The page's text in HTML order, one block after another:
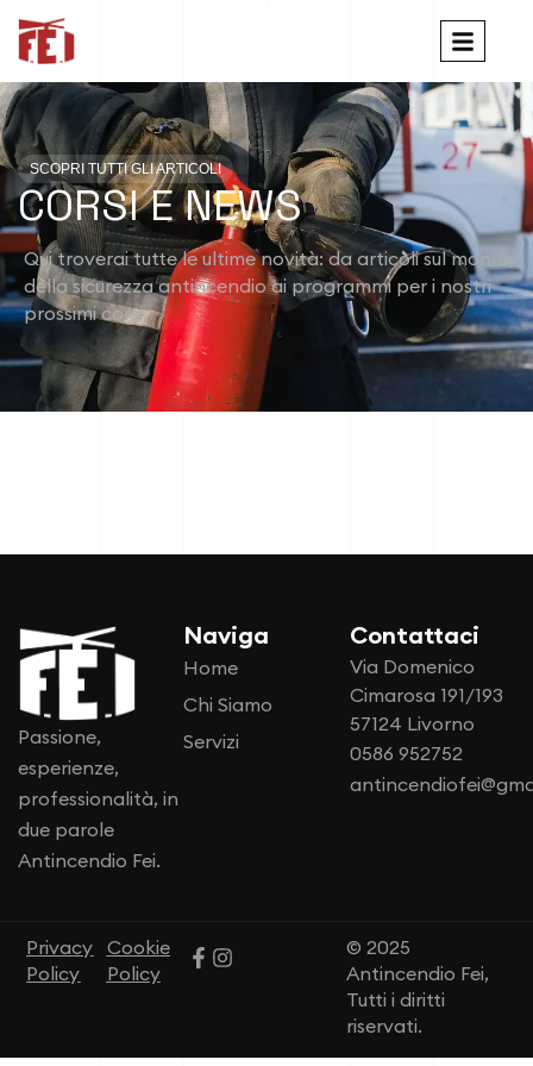
SCOPRI TUTTI GLI ARTICOLI
CORSI E NEWS
Qui troverai tutte le ultime novità: da articoli sul mondo
della sicurezza antincendio ai programmi per i nostri
prossimi corsi.
Passione,
esperienze,
professionalità, in
due parole
Antincendio Fei.
Naviga
Home
Chi Siamo
Servizi
Contattaci
Via Domenico
Cimarosa 191/193
57124 Livorno
0586 952752
© 2025
Antincendio Fei,
Tutti i diritti
riservati.
Privacy
Policy
Cookie
Policy